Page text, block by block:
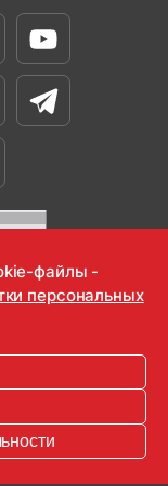
Youtube
Телеграм
Дзен
файлы -
персональных